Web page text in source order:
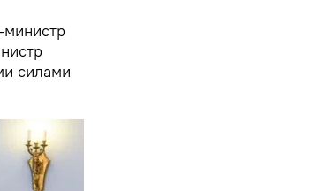
министр
силами